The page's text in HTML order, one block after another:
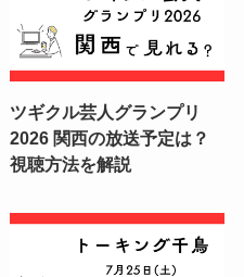
ツギクル芸人グランプリ
2026 関西の放送予定は？
視聴方法を解説